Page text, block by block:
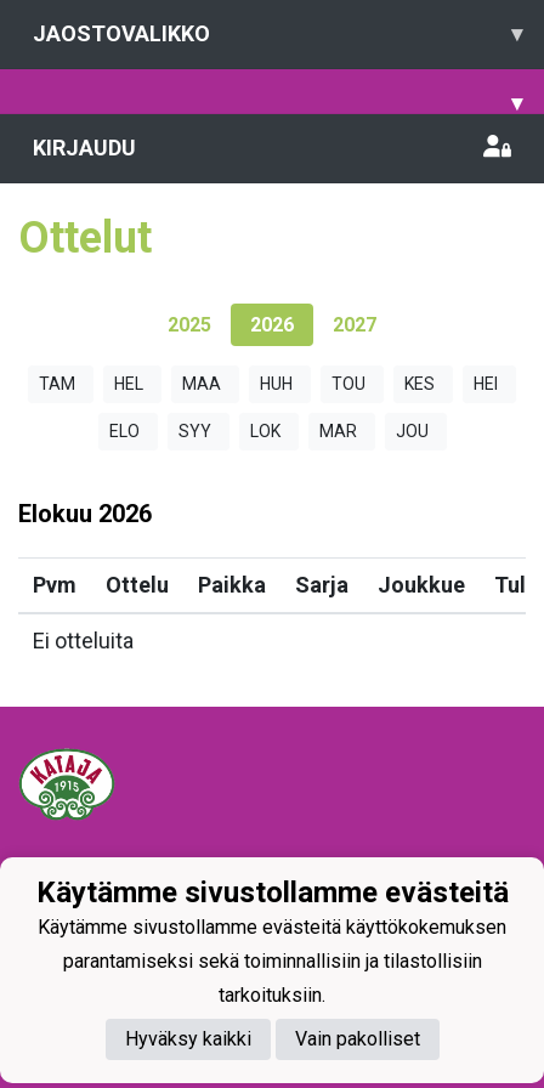
JAOSTOVALIKKO ▾
▾
KIRJAUDU
Ottelut
2025 2026 2027
TAM HEL MAA HUH TOU KES HEI
ELO SYY LOK MAR JOU
Elokuu 2026
Pvm Ottelu Paikka Sarja Joukkue
Ei otteluita
Powered by
Käytämme sivustollamme evästeitä
Käytämme sivustollamme evästeitä käyttökokemuksen
parantamiseksi sekä toiminnallisiin ja tilastollisiin
tarkoituksiin.
Hyväksy kaikki
Vain pakolliset